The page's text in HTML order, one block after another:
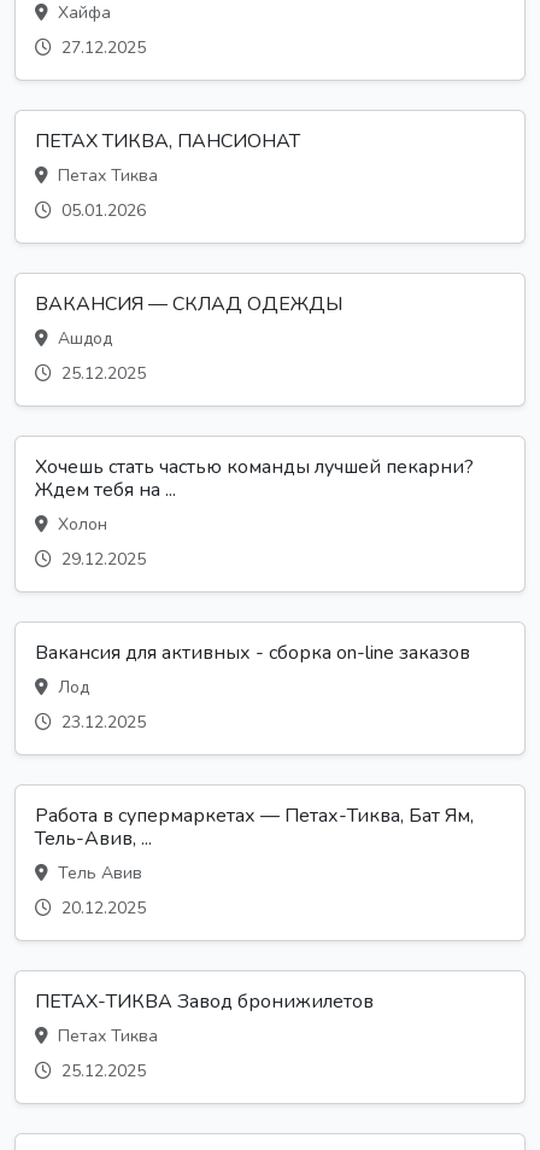
Хайфа
27.12.2025
ПЕТАХ ТИКВА, ПАНСИОНАТ
Петах Тиква
05.01.2026
ВАКАНСИЯ — СКЛАД ОДЕЖДЫ
Ашдод
25.12.2025
Хочешь стать частью команды лучшей пекарни?
Ждем тебя на ...
Холон
29.12.2025
Вакансия для активных - сборка on-line заказов
Лод
23.12.2025
Работа в супермаркетах — Петах-Тиква, Бат Ям,
Тель-Авив, ...
Тель Авив
20.12.2025
ПЕТАХ-ТИКВА Завод бронижилетов
Петах Тиква
25.12.2025